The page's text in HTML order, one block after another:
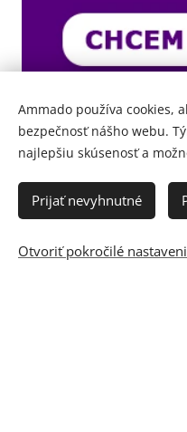
Ammado používa cookies,
bezpečnosť nášho webu.
najlepšiu skúsenosť a
Prijať nevyhnutné
Otvoriť pokročilé